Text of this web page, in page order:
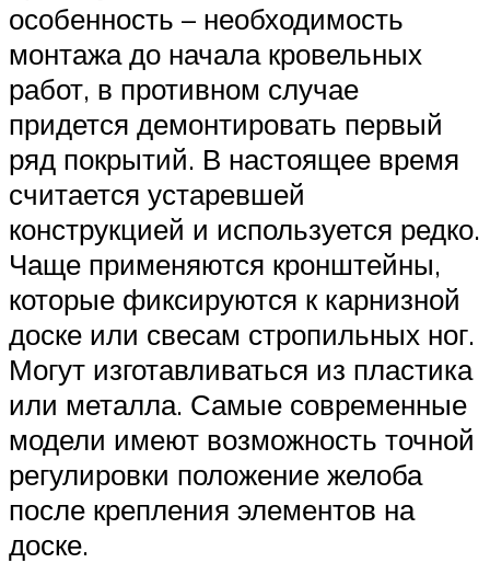
особенность – необходимость
монтажа до начала кровельных
работ, в противном случае
придется демонтировать первый
ряд покрытий. В настоящее время
считается устаревшей
конструкцией и используется редко.
Чаще применяются кронштейны,
которые фиксируются к карнизной
доске или свесам стропильных ног.
Могут изготавливаться из пластика
или металла. Самые современные
модели имеют возможность точной
регулировки положение желоба
после крепления элементов на
доске.